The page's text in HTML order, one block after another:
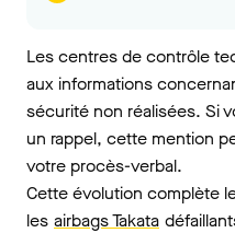
Les centres de contrôle
aux informations
sécurité non réalisées. Si
un rappel, cette mention
votre procès-verbal.
Cette évolution complète
les airbags Takata